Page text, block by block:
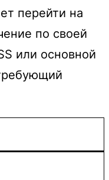
перейти на
по своей
или основной